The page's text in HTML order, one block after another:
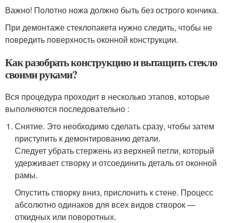
Важно! Полотно ножа должно быть без острого кончика.
При демонтаже стеклопакета нужно следить, чтобы не
повредить поверхность оконной конструкции.
Как разобрать конструкцию и вытащить стекло
своими руками?
Вся процедура проходит в несколько этапов, которые
выполняются последовательно :
Снятие. Это необходимо сделать сразу, чтобы затем
приступить к демонтированию детали.
Следует убрать стержень из верхней петли, который
удерживает створку и отсоединить деталь от оконной
рамы.
Опустить створку вниз, прислонить к стене. Процесс
абсолютно одинаков для всех видов створок —
откидных или поворотных.